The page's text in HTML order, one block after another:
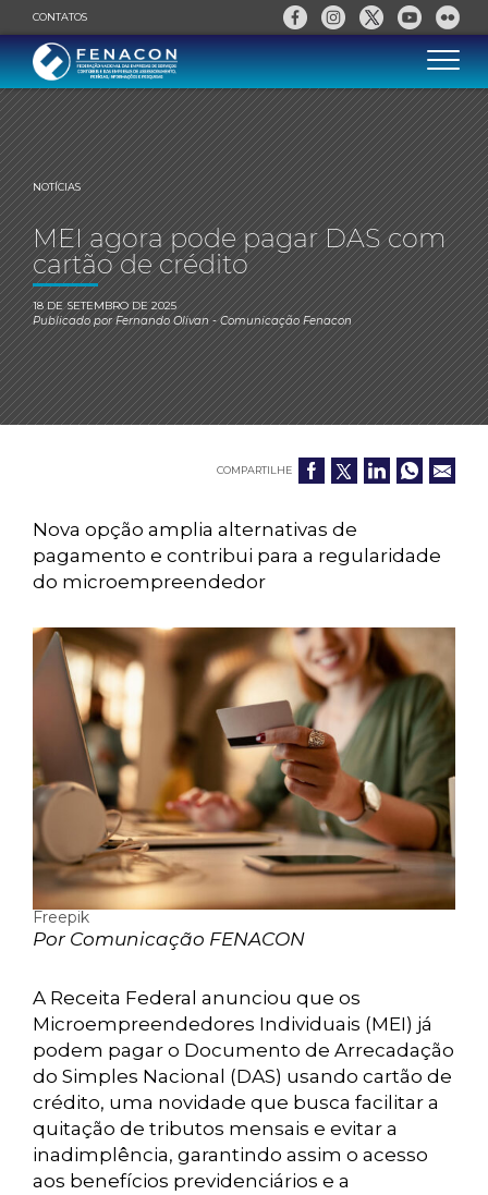
CONTATOS
NOTÍCIAS
MEI agora pode pagar DAS com
cartão de crédito
18 DE SETEMBRO DE 2025
Publicado porFernando Olivan- Comunicação Fenacon
COMPARTILHE
Nova opção amplia alternativas de
pagamento e contribui para a regularidade
do microempreendedor
Freepik
Por Comunicação FENACON
A Receita Federal anunciou que os
Microempreendedores Individuais (MEI) já
podem pagar o Documento de Arrecadação
do Simples Nacional (DAS) usando cartão de
crédito, uma novidade que busca facilitar a
quitação de tributos mensais e evitar a
inadimplência, garantindo assim o acesso
aos benefícios previdenciários e a